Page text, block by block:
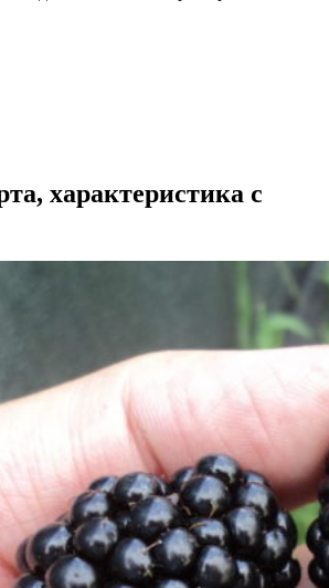
характеристика с